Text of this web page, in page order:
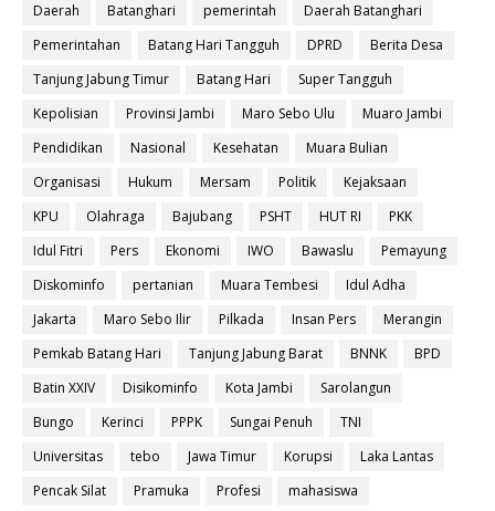
Daerah Batanghari pemerintah
Daerah Batanghari
Pemerintahan
Batang Hari Tangguh DPRD
Berita Desa
Tanjung Jabung Timur
Batang Hari
Super Tangguh
Kepolisian
Provinsi Jambi Maro Sebo Ulu
Muaro Jambi
Pendidikan
Nasional Kesehatan
Muara Bulian
Organisasi
Hukum Mersam Politik
Kejaksaan
KPU
Olahraga Bajubang PSHT HUT RI
PKK
Idul Fitri
Pers Ekonomi IWO Bawaslu
Pemayung
Diskominfo
pertanian Muara Tembesi
Idul Adha
Jakarta
Maro Sebo Ilir Pilkada Insan Pers
Merangin
Pemkab Batang Hari
Tanjung Jabung Barat BNNK
BPD
Batin XXIV
Disikominfo Kota Jambi
Sarolangun
Bungo
Kerinci PPPK Sungai Penuh
TNI
Universitas
tebo Jawa Timur Korupsi
Laka Lantas
Pencak Silat
Pramuka Profesi
mahasiswa